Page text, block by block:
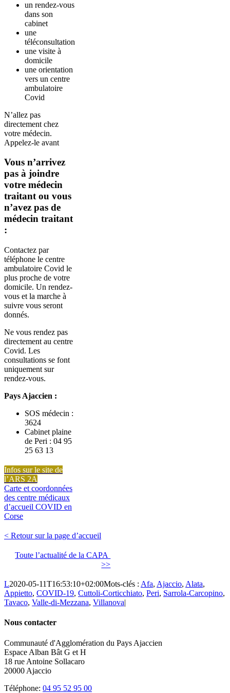
un rendez-vous
dans son
cabinet
une
téléconsultation
une visite à
domicile
une orientation
vers un centre
ambulatoire
Covid
N’allez pas
directement chez
votre médecin.
Appelez-le avant
Vous n’arrivez
pas à joindre
votre médecin
traitant ou vous
n’avez pas de
médecin traitant
:
Contactez par
téléphone le centre
ambulatoire Covid le
plus proche de votre
domicile. Un rendez-
vous et la marche à
suivre vous seront
donnés.
Ne vous rendez pas
directement au centre
Covid. Les
consultations se font
uniquement sur
rendez-vous.
Pays Ajaccien :
SOS médecin :
3624
Cabinet plaine
de Peri : 04 95
25 63 13
Infos sur le site de
l’ARS 2A
Carte et coordonnées
des centre médicaux
d’accueil COVID en
Corse
< Retour sur la page d’accueil
Toute l’actualité de la CAPA
>>
L2020-05-11T16:53:10+02:00Mots-clés : Afa, Ajaccio, Alata,
Appietto, COVID-19, Cuttoli-Corticchiato, Peri, Sarrola-Carcopino,
Tavaco, Valle-di-Mezzana, Villanova|
Nous contacter
Communauté d'Agglomération du Pays Ajaccien
Espace Alban Bât G et H
18 rue Antoine Sollacaro
20000 Ajaccio
Téléphone: 04 95 52 95 00